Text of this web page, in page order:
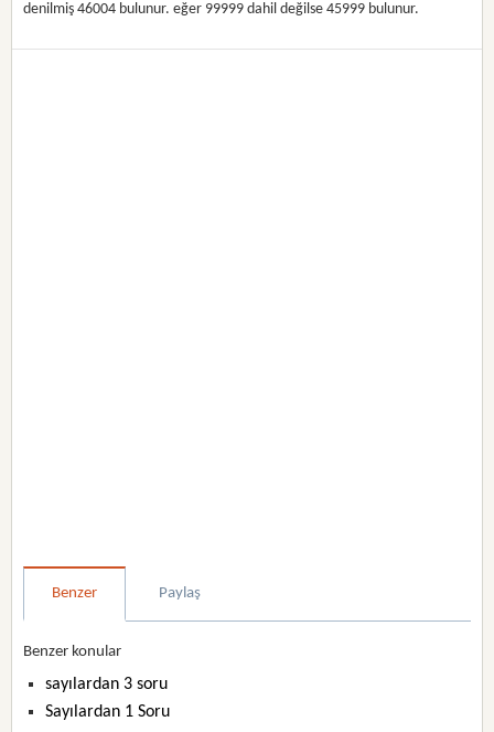
denilmiş 46004 bulunur. eğer 99999 dahil değilse 45999 bulunur.
Benzer Paylaş
Benzer konular
sayılardan 3 soru
Sayılardan 1 Soru